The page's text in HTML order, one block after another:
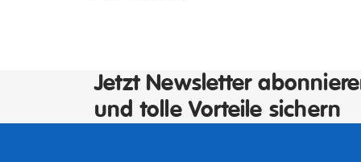
Jetzt Newsletter
und tolle Vorteile sichern